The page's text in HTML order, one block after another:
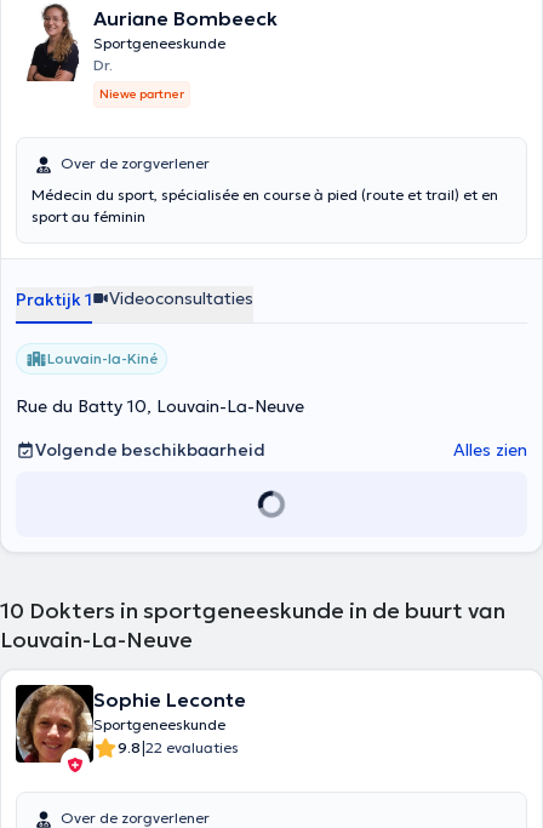
Auriane Bombeeck
Sportgeneeskunde
Dr.
Niewe partner
Over de zorgverlener
Médecin du sport, spécialisée en course à pied (route et trail) et en
sport au féminin
Praktijk 1 Videoconsultaties
Louvain-la-Kiné
Rue du Batty 10, Louvain-La-Neuve
Volgende beschikbaarheid
Alles zien
10 Dokters in sportgeneeskunde in de buurt van
Louvain-La-Neuve
Sophie Leconte
Sportgeneeskunde
9.8|22 evaluaties
Over de zorgverlener